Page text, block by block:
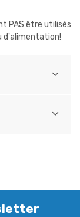
PAS être utilisés
d'alimentation!